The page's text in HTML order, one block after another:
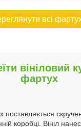
всі
вініловий
фартух
поставляється
коробці. Вініл